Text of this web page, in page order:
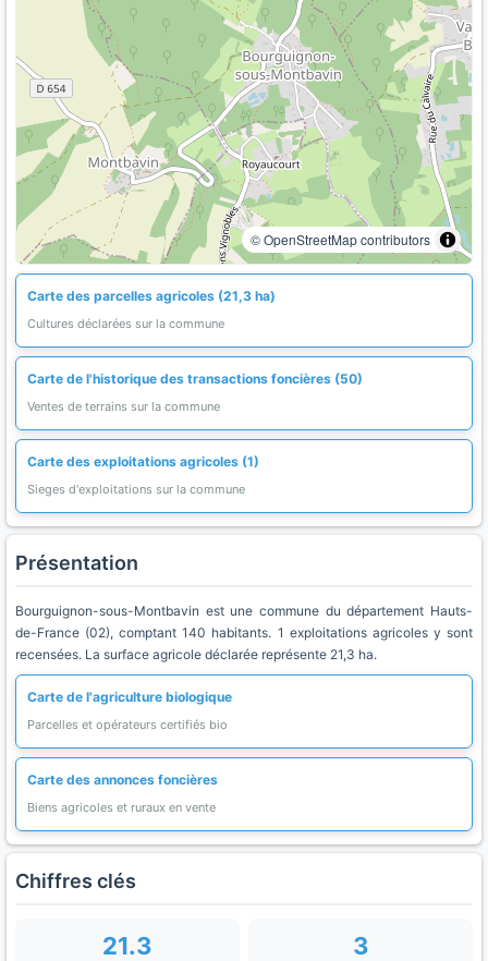
© OpenStreetMap contributors
Carte des parcelles agricoles (21,3 ha)
Cultures déclarées sur la commune
Carte de l'historique des transactions foncières (50)
Ventes de terrains sur la commune
Carte des exploitations agricoles (1)
Sieges d'exploitations sur la commune
Présentation
Bourguignon-sous-Montbavin est une commune du département Hauts-
de-France (02), comptant 140 habitants. 1 exploitations agricoles y sont
recensées. La surface agricole déclarée représente 21,3 ha.
Carte de l'agriculture biologique
Parcelles et opérateurs certifiés bio
Carte des annonces foncières
Biens agricoles et ruraux en vente
Chiffres clés
21.3 3